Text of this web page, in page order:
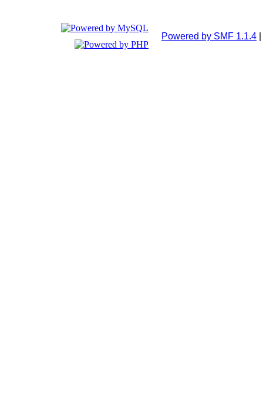
Powered by SMF 1.1.4